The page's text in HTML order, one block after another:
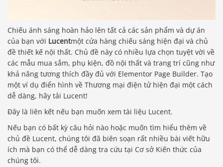
Chiếu ánh sáng hoàn hảo lên tất cả các sản phẩm và dự án
của bạn với Lucentmột cửa hàng chiếu sáng hiện đại và chủ
đề thiết kế nội thất. Chủ đề này có nhiều lựa chọn tuyệt vời về
các mẫu mua sắm, phụ kiện, đồ nội thất và trang trí cũng như
khả năng tương thích đầy đủ với Elementor Page Builder. Tạo
một ví dụ điển hình về Thương mại điện tử hiện đại một cách
dễ dàng, hãy tải Lucent!
Đây là liên kết nếu bạn muốn xem tài liệu Lucent.
Nếu bạn có bất kỳ câu hỏi nào hoặc muốn tìm hiểu thêm về
chủ đề Lucent, chúng tôi đã biên soạn rất nhiều bài viết hữu
ích mà bạn có thể dễ dàng tra cứu tại Cơ sở Kiến thức của
chúng tôi.